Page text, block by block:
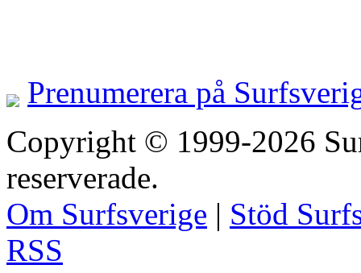
Prenumerera på
Copyright © 1999-2026
reserverade.
Om Surfsverige | Stöd
RSS